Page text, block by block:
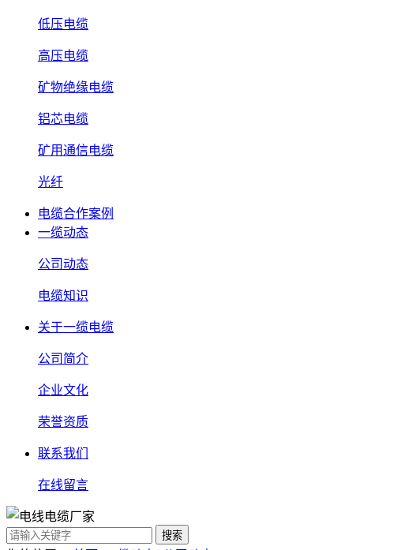
低压电缆
高压电缆
矿物绝缘电缆
铝芯电缆
矿用通信电缆
光纤
电缆合作案例
一缆动态
公司动态
电缆知识
关于一缆电缆
公司简介
企业文化
荣誉资质
联系我们
在线留言
搜索